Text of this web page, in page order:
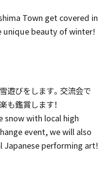
Town get covered in
unique beauty of winter!
遊びをします。交流会で
も鑑賞します！
snow with local high
event, we will also
performing art!